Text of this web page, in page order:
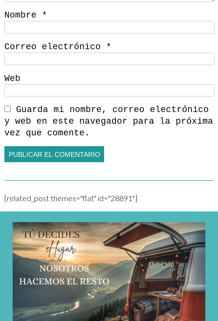
Nombre *
Correo electrónico *
Web
Guarda mi nombre, correo electrónico
y web en este navegador para la próxima
vez que comente.
[related_post themes="flat" id="28891"]